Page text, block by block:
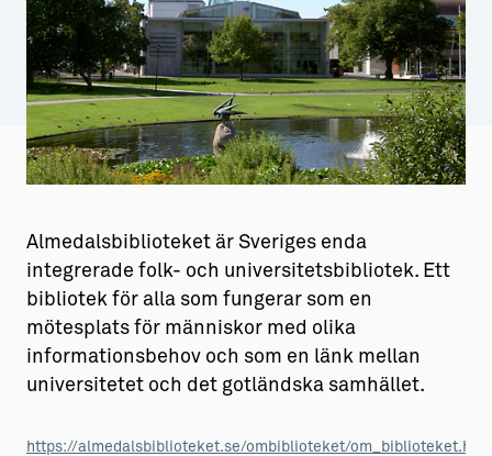
Aktiviteter
Sustainable Plejs
Möten & kongresser
Hansestaden världsarv
Medeltidsveckan
Visby Centrum
→ Gutamål och gotländska
Allt om bostad
→ Hyra bostad
→ Köpa bostad
→ Fritidsliv
→ Föreningsliv
→ Idrottsliv
Almedalsbiblioteket är Sveriges enda
integrerade folk- och universitetsbibliotek. Ett
bibliotek för alla som fungerar som en
mötesplats för människor med olika
informationsbehov och som en länk mellan
universitetet och det gotländska samhället.
https://almedalsbiblioteket.se/ombiblioteket/